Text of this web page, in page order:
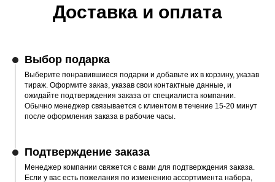
Доставка и оплата
Выбор подарка
Выберите понравившиеся подарки и добавьте их в корзину, указав
тираж. Оформите заказ, указав свои контактные данные, и
ожидайте подтверждения заказа от специалиста компании.
Обычно менеджер связывается с клиентом в течение 15-20 минут
после оформления заказа в рабочие часы.
Подтверждение заказа
Менеджер компании свяжется с вами для подтверждения заказа.
Если у вас есть пожелания по изменению ассортимента набора,